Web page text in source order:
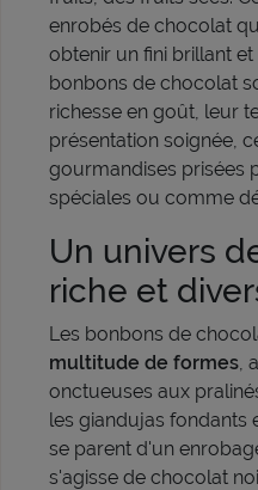
enrobés de chocolat
obtenir un fini brillant
bonbons de chocolat
richesse en goût, leur
présentation soignée,
gourmandises prisées
spéciales ou comme
Un univers
riche et
Les bonbons de
multitude de formes,
onctueuses aux
les giandujas fondants
se parent d'un
s'agisse de chocolat